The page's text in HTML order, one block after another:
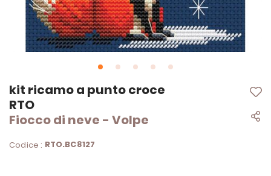
kit ricamo a punto croce
RTO
Fiocco di neve - Volpe
Codice : RTO.BC8127
Vai
all'inizio
della
galleria
immagini